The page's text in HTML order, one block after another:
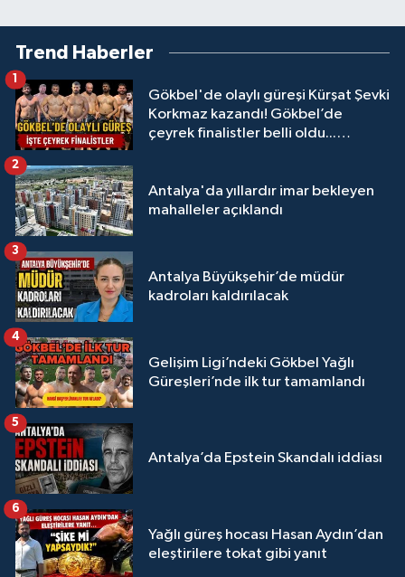
Trend Haberler
Gökbel'de olaylı güreşi Kürşat Şevki
Korkmaz kazandı! Gökbel’de
çeyrek finalistler belli oldu...
1
Antalya'da yıllardır imar bekleyen
mahalleler açıklandı
2
Antalya Büyükşehir’de müdür
kadroları kaldırılacak
3
Gelişim Ligi’ndeki Gökbel Yağlı
Güreşleri’nde ilk tur tamamlandı
4
Antalya’da Epstein Skandalı iddiası
5
Yağlı güreş hocası Hasan Aydın’dan
eleştirilere tokat gibi yanıt
6